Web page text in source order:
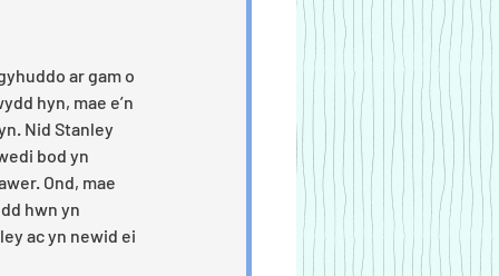
ar gam o
hyn, mae e’n
Nid Stanley
bod yn
Ond, mae
hwn yn
ac yn newid ei